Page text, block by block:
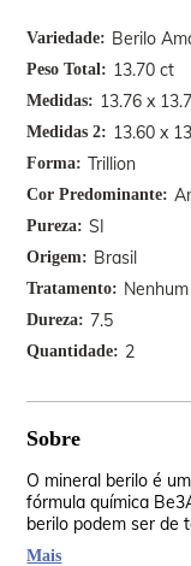
Variedade Berilo
Peso Total 13.70 ct
Medidas 13.76 x
Medidas 2 13.60 x
Forma Trillion
Cor Predominante
Pureza SI
Origem Brasil
Tratamento Nenhum
Dureza 7.5
Quantidade 2
Sobre
O mineral berilo é
fórmula química
berilo podem ser de
dimensões de alguns
Mais